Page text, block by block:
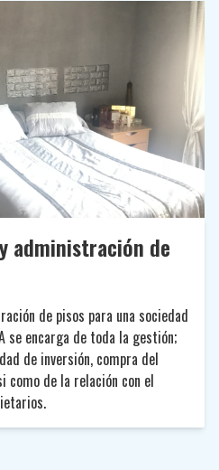
administración de
de pisos para una sociedad
se encarga de toda la gestión;
de inversión, compra del
como de la relación con el